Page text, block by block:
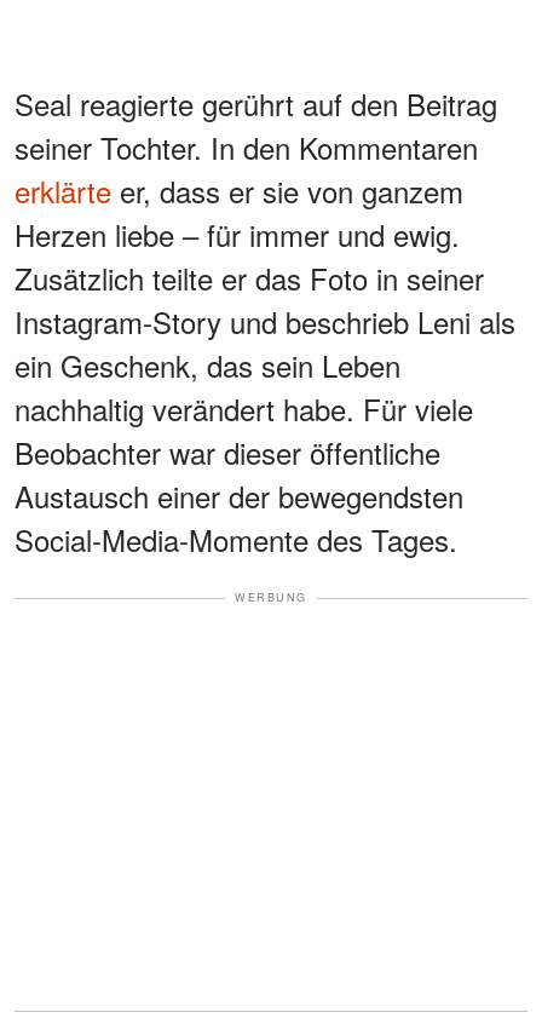
Seal reagierte gerührt auf den Beitrag
seiner Tochter. In den Kommentaren
erklärte er, dass er sie von ganzem
Herzen liebe – für immer und ewig.
Zusätzlich teilte er das Foto in seiner
Instagram-Story und beschrieb Leni als
ein Geschenk, das sein Leben
nachhaltig verändert habe. Für viele
Beobachter war dieser öffentliche
Austausch einer der bewegendsten
Social-Media-Momente des Tages.
WERBUNG